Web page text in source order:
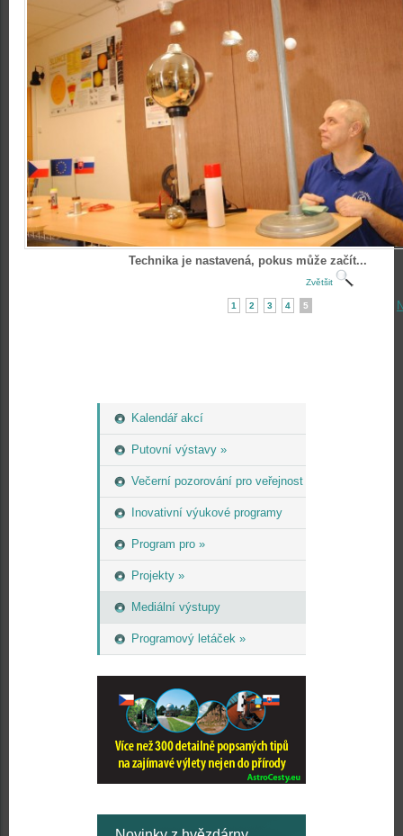
Kalendář akcí
Putovní výstavy »
Večerní pozorování pro veřejnost
Inovativní výukové programy
Program pro »
Projekty »
Mediální výstupy
Programový letáček »
Technika je nastavená, pokus může začít...
Zvětšit
1 2 3 4 5